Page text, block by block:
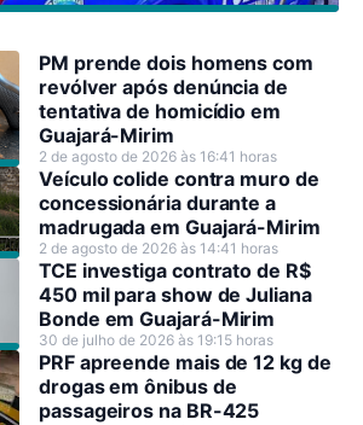
PM prende dois homens com
revólver após denúncia de
tentativa de homicídio em
Guajará-Mirim
2 de agosto de 2026 às 16:41 horas
Veículo colide contra muro de
concessionária durante a
madrugada em Guajará-Mirim
2 de agosto de 2026 às 14:41 horas
TCE investiga contrato de R$
450 mil para show de Juliana
Bonde em Guajará-Mirim
30 de julho de 2026 às 19:15 horas
PRF apreende mais de 12 kg de
drogas em ônibus de
passageiros na BR-425